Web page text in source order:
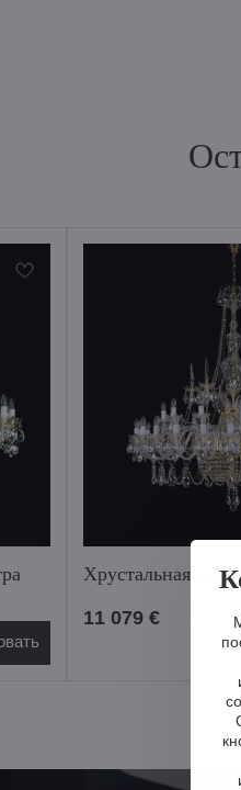
Хрустальная
11 079 €